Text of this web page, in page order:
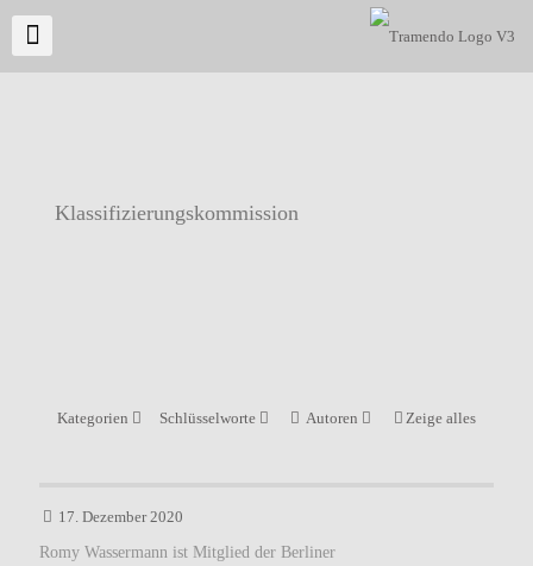
Klassifizierungskommission
Kategorien Schlüsselworte Autoren Zeige alles
17. Dezember 2020
Romy Wassermann ist Mitglied der Berliner